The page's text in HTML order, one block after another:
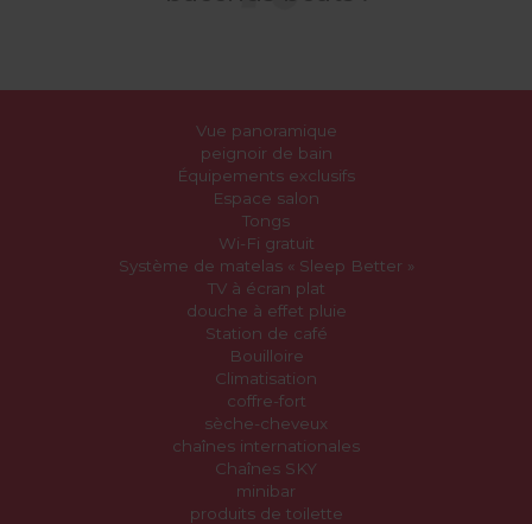
Vue panoramique
peignoir de bain
Équipements exclusifs
Espace salon
Tongs
Wi-Fi gratuit
Système de matelas « Sleep Better »
TV à écran plat
douche à effet pluie
Station de café
Bouilloire
Climatisation
coffre-fort
sèche-cheveux
chaînes internationales
Chaînes SKY
minibar
produits de toilette